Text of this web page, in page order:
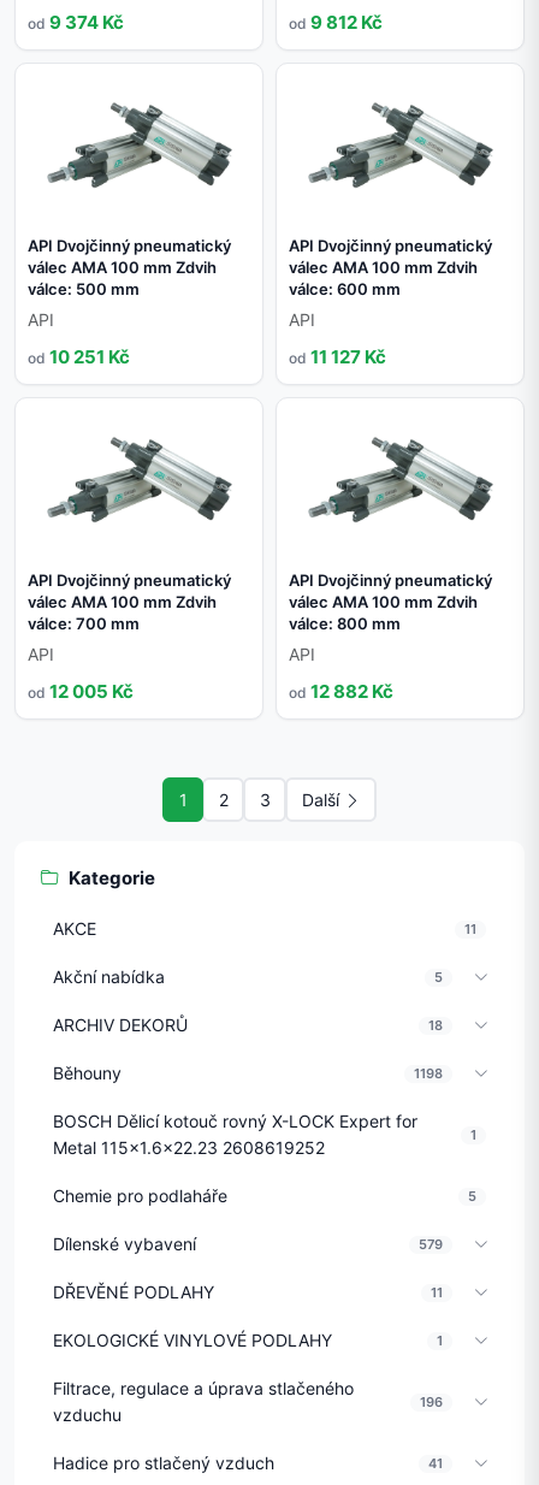
od 9 374 Kč od 9 812 Kč
API Dvojčinný pneumatický
válec AMA 100 mm Zdvih
válce: 500 mm
API
od 10 251 Kč
API Dvojčinný pneumatický
válec AMA 100 mm Zdvih
válce: 600 mm
API
od 11 127 Kč
API Dvojčinný pneumatický
válec AMA 100 mm Zdvih
válce: 700 mm
API
od 12 005 Kč
API Dvojčinný pneumatický
válec AMA 100 mm Zdvih
válce: 800 mm
API
od 12 882 Kč
1 2 3 Další
Kategorie
AKCE 11
Akční nabídka 5
ARCHIV DEKORŮ 18
Běhouny 1198
BOSCH Dělicí kotouč rovný X-LOCK Expert for
Metal 115x1.6x22.23 2608619252
1
Chemie pro podlaháře 5
Dílenské vybavení 579
DŘEVĚNÉ PODLAHY 11
EKOLOGICKÉ VINYLOVÉ PODLAHY 1
Filtrace, regulace a úprava stlačeného
vzduchu
196
Hadice pro stlačený vzduch 41